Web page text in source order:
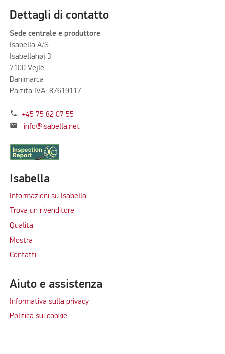
Dettagli di contatto
Sede centrale e produttore
Isabella A/S
Isabellahøj 3
7100 Vejle
Danimarca
Partita IVA: 87619117
phone +45 75 82 07 55
mail info@isabella.net
Isabella
Informazioni su Isabella
Trova un rivenditore
Qualità
Mostra
Contatti
Aiuto e assistenza
Informativa sulla privacy
Politica sui cookie